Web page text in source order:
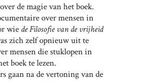
de magie van het boek.
over mensen in
wie deFilosofie van de vrijheid
zich zelf opnieuw uit te
mensen die stuklopen in
boek te lezen.
gaan na de vertoning van de